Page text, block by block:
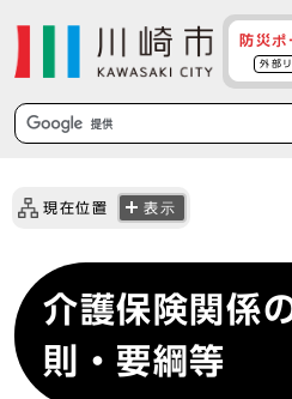
防災ポ
外部
現在位置 表示
介護保険関係
則・要綱等